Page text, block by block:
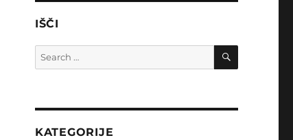
IŠČI
Search
for:
SEARCH
KATEGORIJE